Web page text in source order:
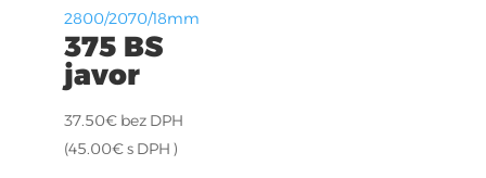
2800/2070/18mm
375 BS
javor
37.50€ bez DPH
(45.00€s DPH )